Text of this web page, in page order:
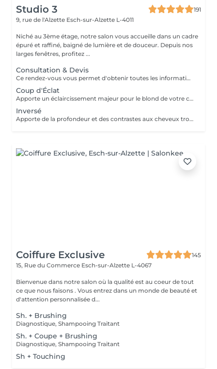
Studio 3
191
9, rue de l'Alzette Esch-sur-Alzette L-4011
Niché au 3ème étage, notre salon vous accueille dans un cadre
épuré et raffiné, baigné de lumière et de douceur. Depuis nos
larges fenêtres, profitez ...
Consultation & Devis
Ce rendez-vous vous permet d'obtenir toutes les informations nécessaires avant votre prestation : - conseils personnalisés - étude de vos besoins - diagnostic du cheveu Le montant de la consultation sera déduit de votre prestation finale si vous réservez immédiatement après ce rendez-vous.
Coup d'Éclat
Apporte un éclaircissement majeur pour le blond de votre choix - consultation - balayage - soin epres - gloss - coupe & coiffage Le prix peut varier selon la quantité des produits utilisés.
Inversé
Apporte de la profondeur et des contrastes aux cheveux trop clairs suite à un balayage ou décoloration - consultation - balayage - soin epres - gloss - coupe & coiffage Le prix peut varier selon la quantité des produits utilisés.
Coiffure Exclusive
145
15, Rue du Commerce Esch-sur-Alzette L-4067
Bienvenue dans notre salon où la qualité est au coeur de tout
ce que nous faisons . Vous entrez dans un monde de beauté et
d'attention personnalisée d...
Sh. + Brushing
Diagnostique, Shampooing Traitant
Sh. + Coupe + Brushing
Diagnostique, Shampooing Traitant
Sh + Touching